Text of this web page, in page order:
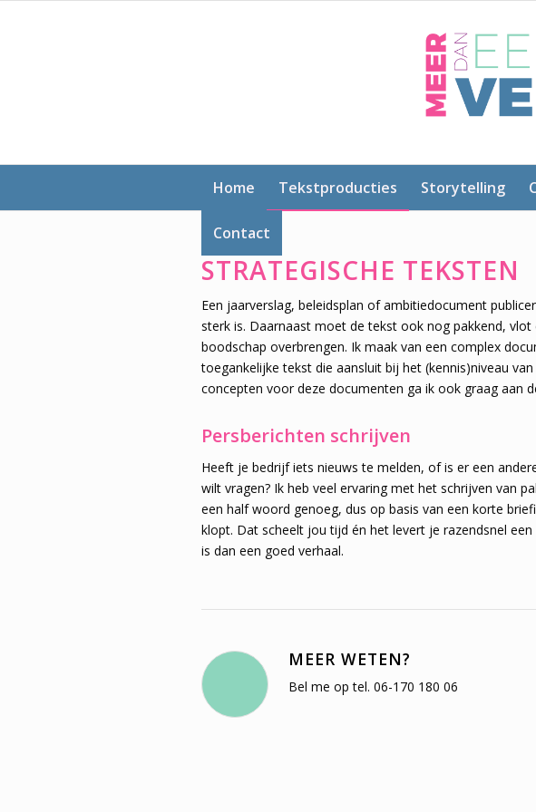
Home Tekstproducties Storytelling
Contact
STRATEGISCHE TEKSTEN
Een jaarverslag, beleidsplan of ambitiedocument
sterk is. Daarnaast moet de tekst ook nog pakkend,
boodschap overbrengen. Ik maak van een complex
toegankelijke tekst die aansluit bij het (kennis)niveau
concepten voor deze documenten ga ik ook graag aan
Persberichten schrijven
Heeft je bedrijf iets nieuws te melden, of is er een
wilt vragen? Ik heb veel ervaring met het schrijven van
een half woord genoeg, dus op basis van een korte
klopt. Dat scheelt jou tijd én het levert je razendsnel
is dan een goed verhaal.
MEER WETEN?
Bel me op tel. 06-170 180 06